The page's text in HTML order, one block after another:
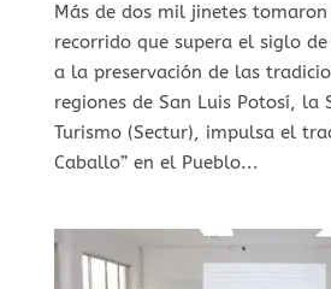
Más de dos mil jinetes
recorrido que supera el siglo
a la preservación de las
regiones de San Luis Potosí, la
Turismo (Sectur), impulsa el
Caballo” en el Pueblo...